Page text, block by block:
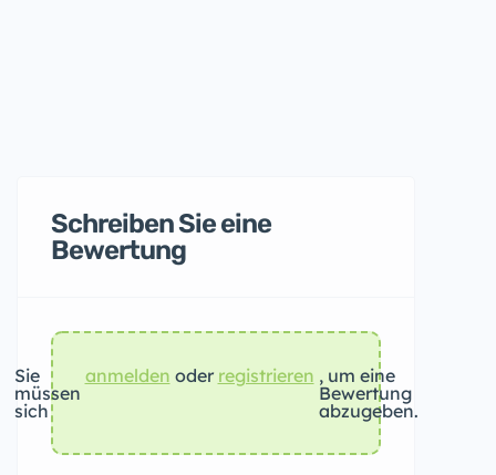
Schreiben Sie eine
Bewertung
Sie
müssen
sich
anmelden oder registrieren , um eine
Bewertung
abzugeben.